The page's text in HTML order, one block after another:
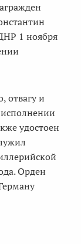
1 ноября
отвагу и
удостоен
Орден